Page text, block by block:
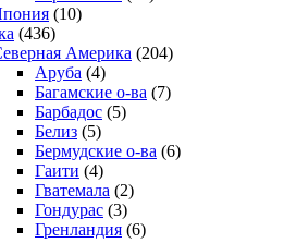
(10)
(436)
Америка (204)
Аруба (4)
Багамские о-ва (7)
Барбадос (5)
Белиз (5)
Бермудские о-ва (6)
Гаити (4)
Гватемала (2)
Гондурас (3)
Гренландия (6)